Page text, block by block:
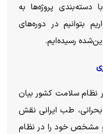
پروژه‌ها به
بتوانیم در دوره‌های
رسیده‌ایم.
نظام سلامت کشور بیان
طب ایرانی نقش
و مشخص خود را در نظام